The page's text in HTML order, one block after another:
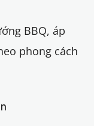
BBQ, áp
phong cách